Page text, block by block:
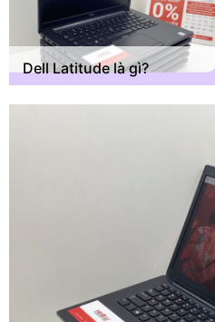
Dell Latitude là gì?